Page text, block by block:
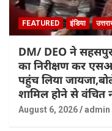
FEATURED इंडिया
DM/ DEO ने सहसपुर
का निरीक्षण कर
पहुंच लिया
शामिल होने से वंचित
August 6, 2026 admin